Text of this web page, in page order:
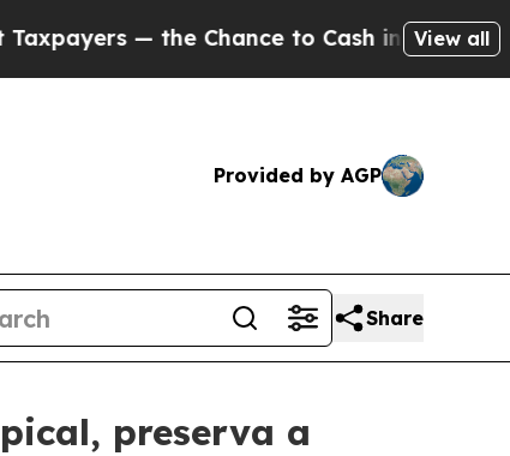
— the Chance to Cash in on Publicly
View all
Provided by AGP
Share
preserva a